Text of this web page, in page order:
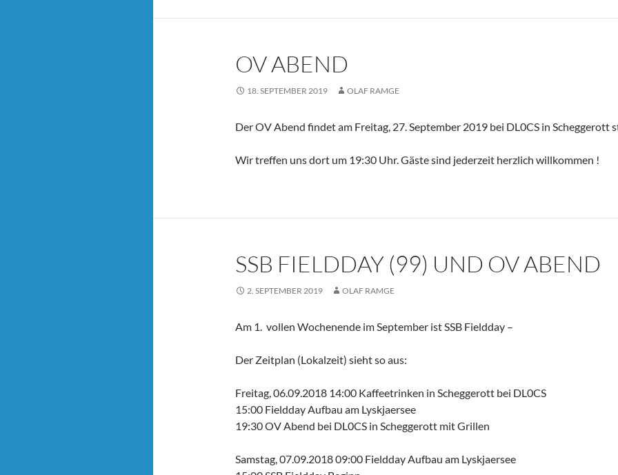
OV ABEND
18. SEPTEMBER 2019 OLAF RAMGE
Der OV Abend findet am Freitag, 27. September 2019 bei DL0CS in Scheggerott
Wir treffen uns dort um 19:30 Uhr. Gäste sind jederzeit herzlich willkommen !
SSB FIELDDAY (99) UND OV ABEND
2. SEPTEMBER 2019 OLAF RAMGE
Am 1. vollen Wochenende im September ist SSB Fieldday –
Der Zeitplan (Lokalzeit) sieht so aus:
Freitag, 06.09.2018 14:00 Kaffeetrinken in Scheggerott bei DL0CS
15:00 Fieldday Aufbau am Lyskjaersee
19:30 OV Abend bei DL0CS in Scheggerott mit Grillen
Samstag, 07.09.2018 09:00 Fieldday Aufbau am Lyskjaersee